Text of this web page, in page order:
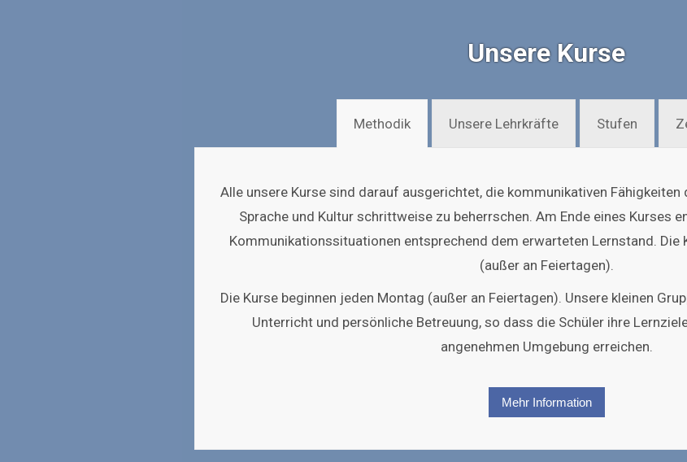
Unsere Kurse
Methodik Unsere Lehrkräfte Stufen
Alle unsere Kurse sind darauf ausgerichtet, die kommunikativen
Sprache und Kultur schrittweise zu beherrschen. Am Ende eines Kurses
Kommunikationssituationen entsprechend dem erwarteten Lernstand. Die
(außer an Feiertagen).
Die Kurse beginnen jeden Montag (außer an Feiertagen). Unsere kleinen
Unterricht und persönliche Betreuung, so dass die Schüler ihre
angenehmen Umgebung erreichen.
Mehr Information